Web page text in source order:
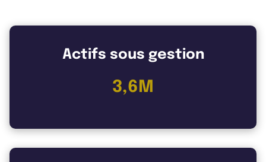
Actifs sous gestion
3,6M